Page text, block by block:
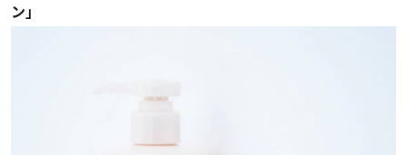
ン」